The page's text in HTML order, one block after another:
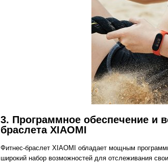
3. Программное обеспечение и
браслета XIAOMI
Фитнес-браслет XIAOMI обладает мощным
широкий набор возможностей для отслеживания